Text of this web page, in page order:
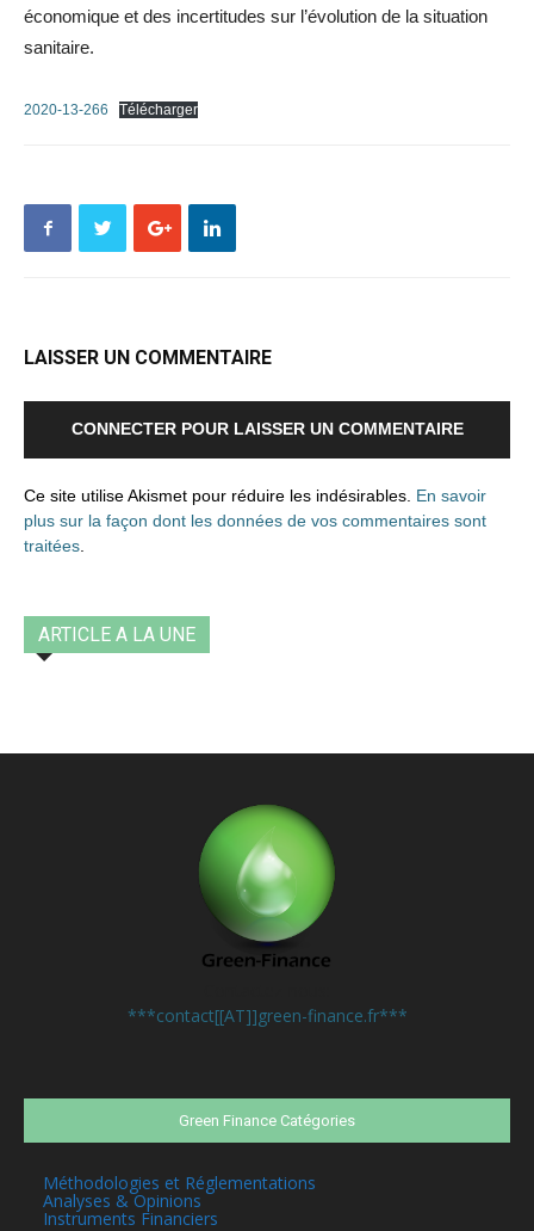
économique et des incertitudes sur l’évolution de la situation
sanitaire.
2020-13-266 Télécharger
LAISSER UN COMMENTAIRE
CONNECTER POUR LAISSER UN COMMENTAIRE
Ce site utilise Akismet pour réduire les indésirables. En savoir
plus sur la façon dont les données de vos commentaires sont
traitées.
ARTICLE A LA UNE
***contact[[AT]]green-finance.fr***
Green Finance Catégories
Méthodologies et Réglementations
Analyses & Opinions
Instruments Financiers